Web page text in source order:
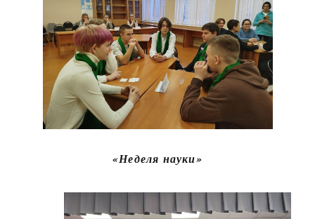
«Неделя науки»